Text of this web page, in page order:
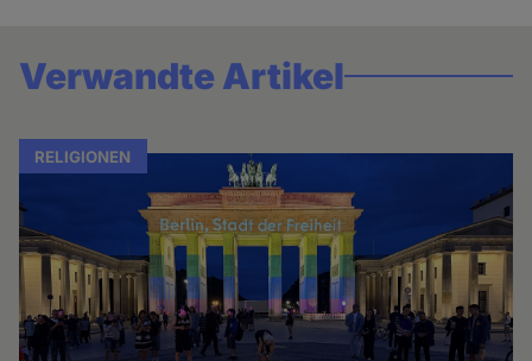
Verwandte Artikel
RELIGIONEN